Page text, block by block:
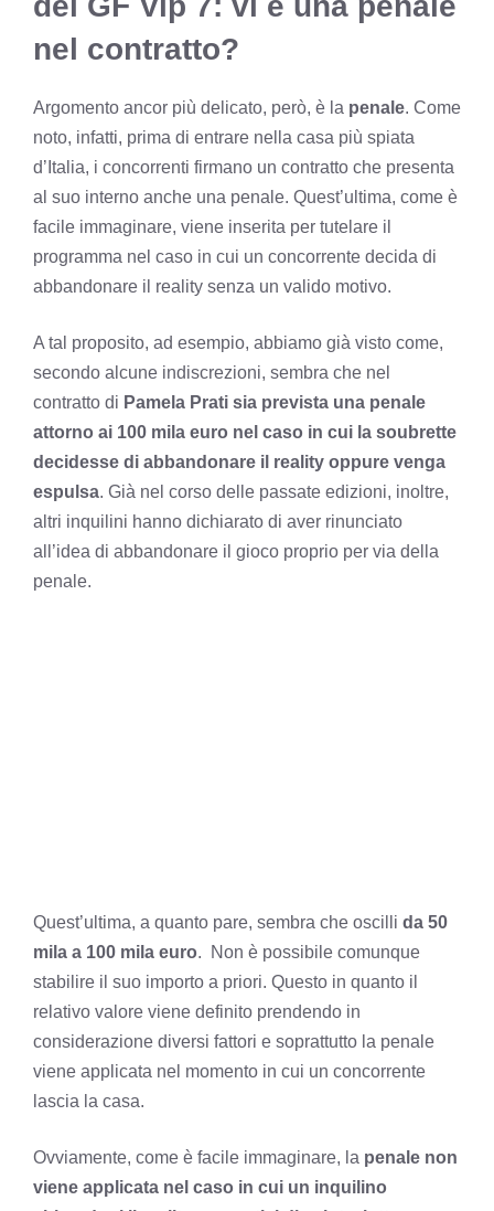
nel contratto?
Argomento ancor più delicato, però, è la penale. Come
noto, infatti, prima di entrare nella casa più spiata
d’Italia, i concorrenti firmano un contratto che presenta
al suo interno anche una penale. Quest’ultima, come è
facile immaginare, viene inserita per tutelare il
programma nel caso in cui un concorrente decida di
abbandonare il reality senza un valido motivo.
A tal proposito, ad esempio, abbiamo già visto come,
secondo alcune indiscrezioni, sembra che nel
contratto di Pamela Prati sia prevista una penale
attorno ai 100 mila euro nel caso in cui la soubrette
decidesse di abbandonare il reality oppure venga
espulsa. Già nel corso delle passate edizioni, inoltre,
altri inquilini hanno dichiarato di aver rinunciato
all’idea di abbandonare il gioco proprio per via della
penale.
Quest’ultima, a quanto pare, sembra che oscilli da 50
mila a 100 mila euro. Non è possibile comunque
stabilire il suo importo a priori. Questo in quanto il
relativo valore viene definito prendendo in
considerazione diversi fattori e soprattutto la penale
viene applicata nel momento in cui un concorrente
lascia la casa.
Ovviamente, come è facile immaginare, la penale non
viene applicata nel caso in cui un inquilino